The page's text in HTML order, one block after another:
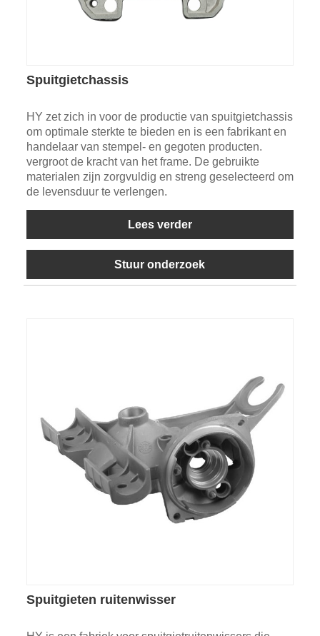
Spuitgietchassis
HY zet zich in voor de productie van spuitgietchassis
om optimale sterkte te bieden en is een fabrikant en
handelaar van stempel- en gegoten producten.
vergroot de kracht van het frame. De gebruikte
materialen zijn zorgvuldig en streng geselecteerd om
de levensduur te verlengen.
Lees verder
Stuur onderzoek
Spuitgieten ruitenwisser